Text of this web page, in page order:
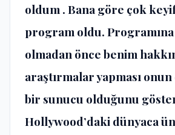
oldum . Bana göre çok
program oldu.
olmadan önce benim
araştırmalar yapması onun
bir sunucu olduğunu
Hollywood’daki dünyaca